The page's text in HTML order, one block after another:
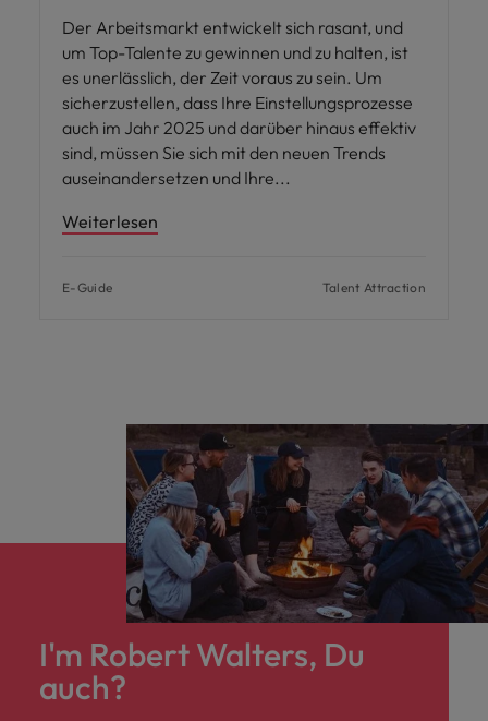
Der Arbeitsmarkt entwickelt sich rasant, und
um Top-Talente zu gewinnen und zu halten, ist
es unerlässlich, der Zeit voraus zu sein. Um
sicherzustellen, dass Ihre Einstellungsprozesse
auch im Jahr 2025 und darüber hinaus effektiv
sind, müssen Sie sich mit den neuen Trends
auseinandersetzen und Ihre
Weiterlesen
E-Guide Talent Attraction
I'm Robert Walters, Du
auch?